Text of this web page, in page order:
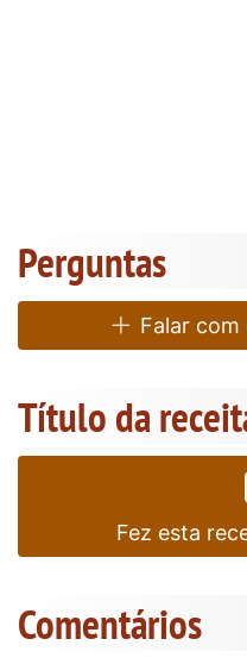
Perguntas
Falar
Título da
Fez esta
Comentários